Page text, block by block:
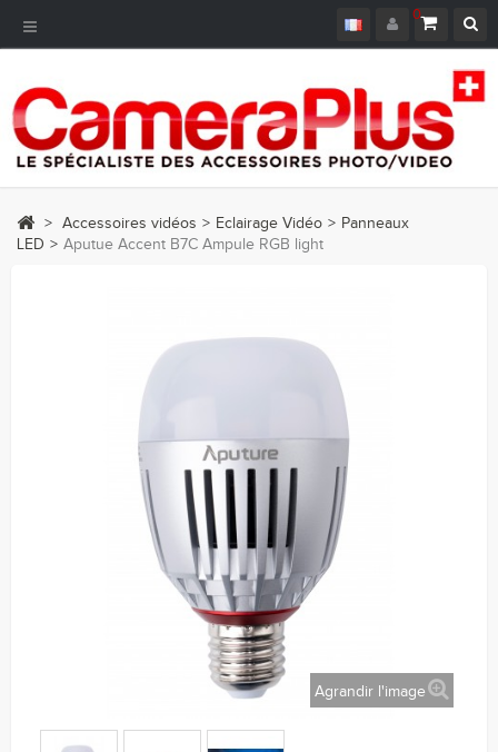
0
Navigation
bascule
> Accessoires vidéos > Eclairage Vidéo > Panneaux
LED > Aputue Accent B7C Ampule RGB light
Agrandir l'image